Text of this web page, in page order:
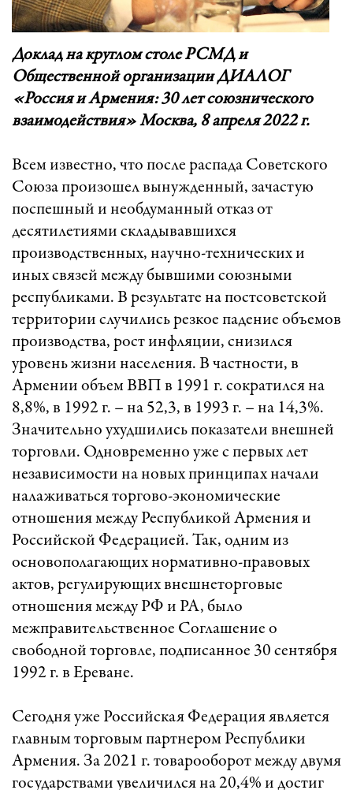
Доклад на круглом столе РСМД и
Общественной организации ДИАЛОГ
«Россия и Армения: 30 лет союзнического
взаимодействия» Москва, 8 апреля 2022 г.
Всем известно, что после распада Советского
Союза произошел вынужденный, зачастую
поспешный и необдуманный отказ от
десятилетиями складывавшихся
производственных, научно-технических и
иных связей между бывшими союзными
республиками. В результате на постсоветской
территории случились резкое падение объемов
производства, рост инфляции, снизился
уровень жизни населения. В частности, в
Армении объем ВВП в 1991 г. сократился на
8,8%, в 1992 г. – на 52,3, в 1993 г. – на 14,3%.
Значительно ухудшились показатели внешней
торговли. Одновременно уже с первых лет
независимости на новых принципах начали
налаживаться торгово-экономические
отношения между Республикой Армения и
Российской Федерацией. Так, одним из
основополагающих нормативно-правовых
актов, регулирующих внешнеторговые
отношения между РФ и РА, было
межправительственное Соглашение о
свободной торговле, подписанное 30 сентября
1992 г. в Ереване.
Сегодня уже Российская Федерация является
главным торговым партнером Республики
Армения. За 2021 г. товарооборот между двумя
государствами увеличился на 20,4% и достиг